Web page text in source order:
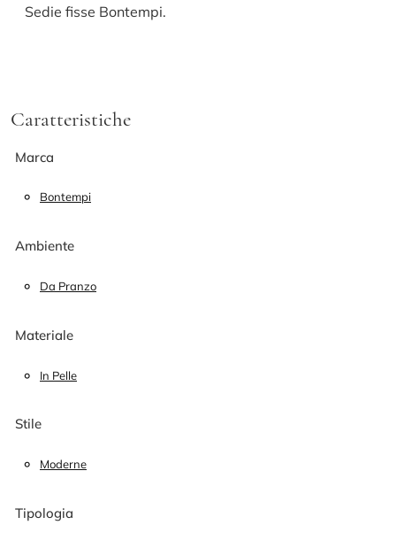
Sedie fisse Bontempi.
Caratteristiche
Marca
Bontempi
Ambiente
Da Pranzo
Materiale
In Pelle
Stile
Moderne
Tipologia